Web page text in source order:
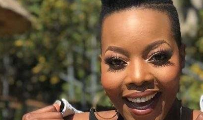
avant le 16 mai 2026 à 16h
Proclamation des résultats globaux provisoires et des
statistiques des législatives et communales : ce 4 juin à 18h